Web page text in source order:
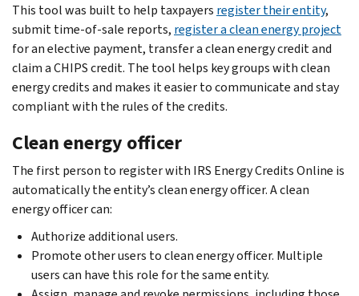
This tool was built to help taxpayers register their entity,
submit time-of-sale reports, register a clean energy project
for an elective payment, transfer a clean energy credit and
claim a CHIPS credit. The tool helps key groups with clean
energy credits and makes it easier to communicate and stay
compliant with the rules of the credits.
Clean energy officer
The first person to register with IRS Energy Credits Online is
automatically the entity’s clean energy officer. A clean
energy officer can:
Authorize additional users.
Promote other users to clean energy officer. Multiple
users can have this role for the same entity.